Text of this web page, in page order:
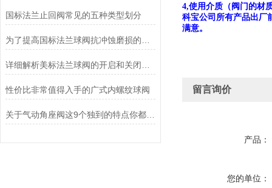
国标法兰止回阀常见的五种类型划分
性价比非常值得入手的广式内螺纹球阀
关于气动角座阀这9个独到的特点你都清楚吗？
4,使用介质（阀门的材
科宝公司所有产品出厂
满意。
留言询价
产品：
您的单位：